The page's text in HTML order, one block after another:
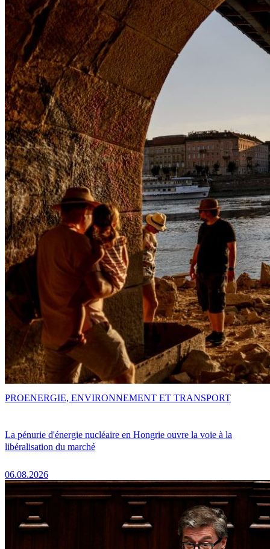
La pénurie d'énergie nucléaire en Hongrie ouvre la voie à la
libéralisation du marché
06.08.2026
PROENERGIE, ENVIRONNEMENT ET TRANSPORT